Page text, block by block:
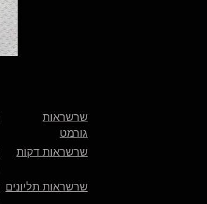
שרשראות
גורמט
שרשראות דקות
שרשראות תליונים